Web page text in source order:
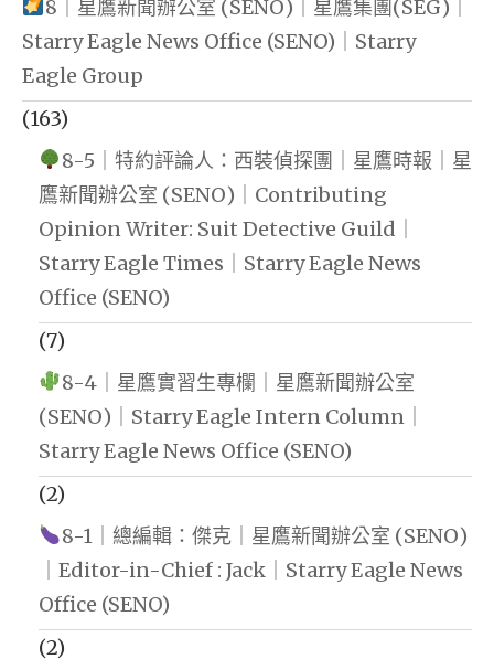
8｜星鷹新聞辦公室 (SENO)｜星鷹集團(SEG)｜
Starry Eagle News Office (SENO)｜Starry
Eagle Group
(163)
8-5｜特約評論人：西裝偵探團｜星鷹時報｜星
鷹新聞辦公室 (SENO)｜Contributing
Opinion Writer: Suit Detective Guild｜
Starry Eagle Times｜Starry Eagle News
Office (SENO)
(7)
8-4｜星鷹實習生專欄｜星鷹新聞辦公室
(SENO)｜Starry Eagle Intern Column｜
Starry Eagle News Office (SENO)
(2)
8-1｜總編輯：傑克｜星鷹新聞辦公室 (SENO)
｜Editor-in-Chief : Jack｜Starry Eagle News
Office (SENO)
(2)